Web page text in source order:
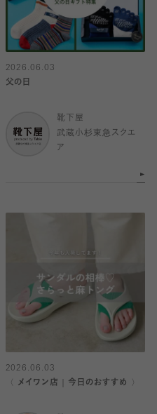
2026.06.03
父の日
靴下屋
武蔵小杉東急スクエ
ア
2026.06.03
〈 メイワン店｜今日のおすすめ 〉